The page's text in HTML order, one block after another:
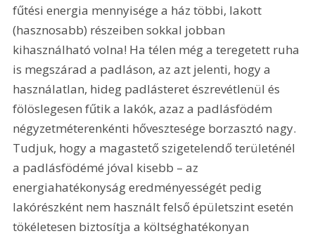
fűtési energia mennyisége a ház többi, lakott
(hasznosabb) részeiben sokkal jobban
kihasználható volna! Ha télen még a teregetett ruha
is megszárad a padláson, az azt jelenti, hogy a
használatlan, hideg padlásteret észrevétlenül és
fölöslegesen fűtik a lakók, azaz a padlásfödém
négyzetméterenkénti hővesztesége borzasztó nagy.
Tudjuk, hogy a magastető szigetelendő területénél
a padlásfödémé jóval kisebb – az
energiahatékonyság eredményességét pedig
lakórészként nem használt felső épületszint esetén
tökéletesen biztosítja a költséghatékonyan